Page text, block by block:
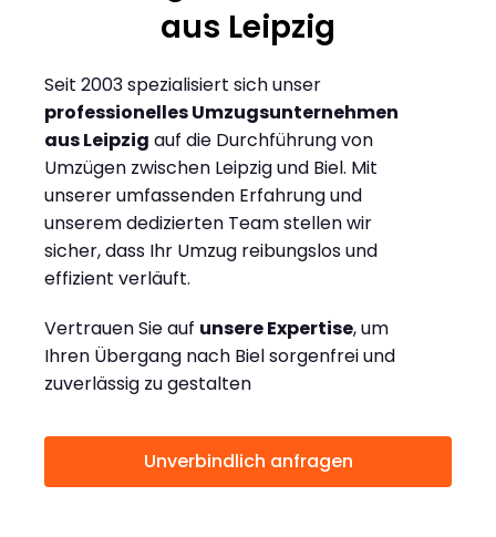
aus Leipzig
Seit 2003 spezialisiert sich unser
professionelles Umzugsunternehmen
aus Leipzig auf die Durchführung von
Umzügen zwischen Leipzig und Biel. Mit
unserer umfassenden Erfahrung und
unserem dedizierten Team stellen wir
sicher, dass Ihr Umzug reibungslos und
effizient verläuft.
Vertrauen Sie auf unsere Expertise, um
Ihren Übergang nach Biel sorgenfrei und
zuverlässig zu gestalten
Unverbindlich anfragen